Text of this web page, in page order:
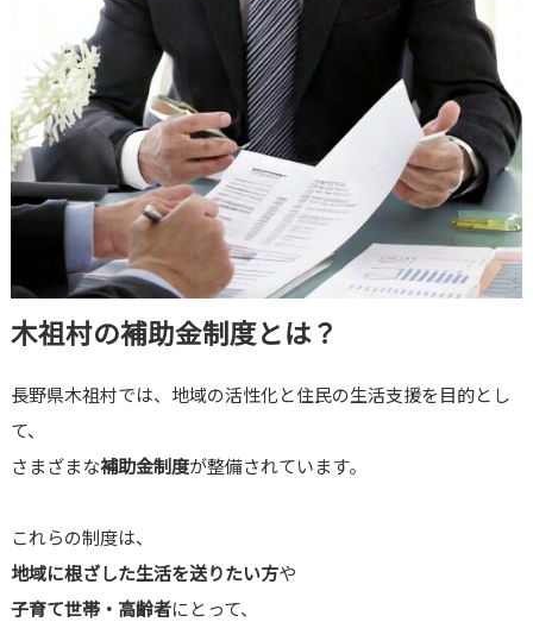
木祖村の補助金制度とは？
長野県木祖村では、地域の活性化と住民の生活支援を目的とし
て、
さまざまな補助金制度が整備されています。
これらの制度は、
地域に根ざした生活を送りたい方や
子育て世帯・高齢者にとって、